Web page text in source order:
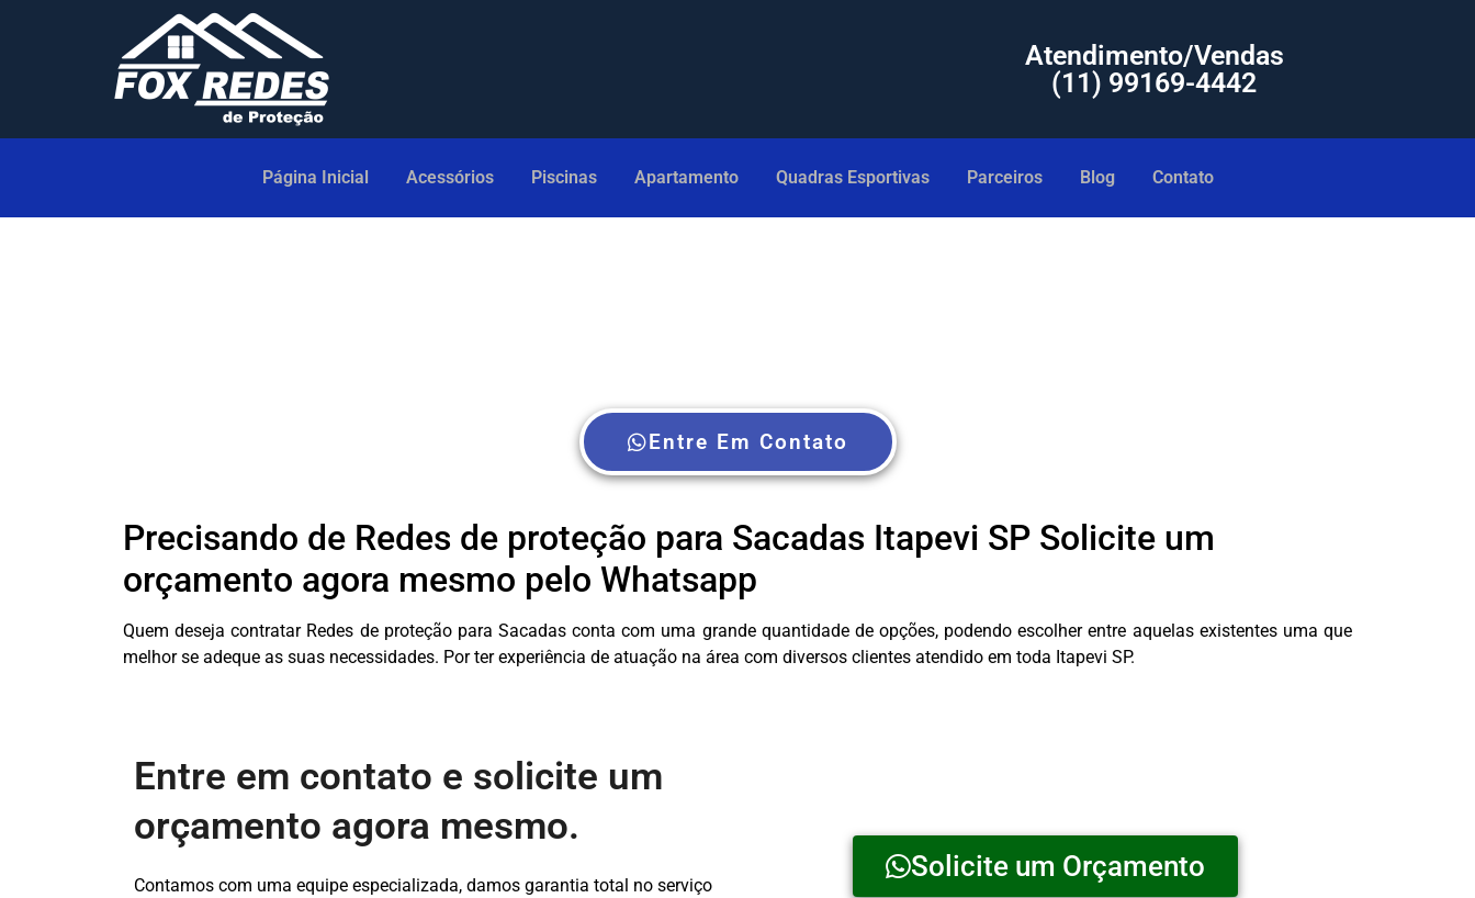
Atendimento/Vendas
(11) 99169-4442
Página Inicial Acessórios Piscinas Apartamento Quadras Esportivas Parceiros Blog Contato
Entre Em Contato
Precisando de Redes de proteção para Sacadas Itapevi SP Solicite um
orçamento agora mesmo pelo Whatsapp
Quem deseja contratar Redes de proteção para Sacadas conta com uma grande quantidade de opções, podendo escolher entre aquelas existentes uma que
melhor se adeque as suas necessidades. Por ter experiência de atuação na área com diversos clientes atendido em toda Itapevi SP.
Entre em contato e solicite um
orçamento agora mesmo.
Contamos com uma equipe especializada, damos garantia total no serviço
Solicite um Orçamento